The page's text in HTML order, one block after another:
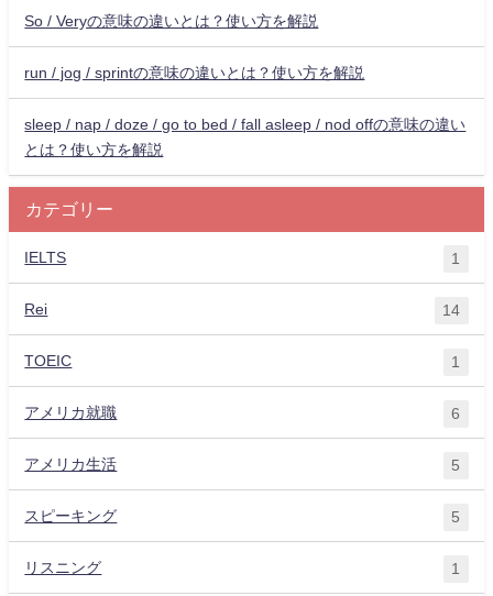
So / Veryの意味の違いとは？使い方を解説
run / jog / sprintの意味の違いとは？使い方を解説
sleep / nap / doze / go to bed / fall asleep / nod offの意味の違い
とは？使い方を解説
カテゴリー
IELTS 1
Rei 14
TOEIC 1
アメリカ就職 6
アメリカ生活 5
スピーキング 5
リスニング 1